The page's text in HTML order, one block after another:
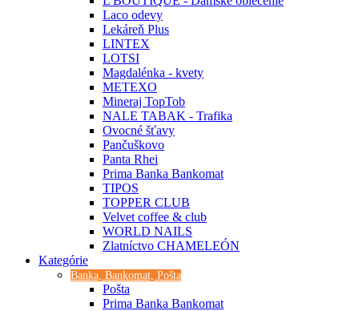
Laco odevy
Lekáreň Plus
LINTEX
LOTSI
Magdalénka - kvety
METEXO
Mineraj TopTob
NALE TABAK - Trafika
Ovocné šťavy
Pančuškovo
Panta Rhei
Prima Banka Bankomat
TIPOS
TOPPER CLUB
Velvet coffee & club
WORLD NAILS
Zlatníctvo CHAMELEÓN
Kategórie
Banka, Bankomat, Pošta
Pošta
Prima Banka Bankomat